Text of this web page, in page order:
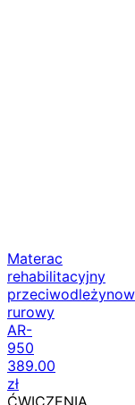
Materac
rehabilitacyjny
rurowy
AR-
950
389.00
zł
ĆWICZENIA